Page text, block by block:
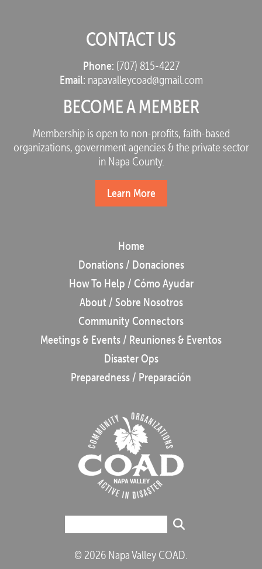
CONTACT US
Phone: (707) 815-4227
Email: napavalleycoad@gmail.com
BECOME A MEMBER
Membership is open to non-profits, faith-based
organizations, government agencies & the private sector
in Napa County.
Learn More
Home
Donations / Donaciones
How To Help / Cómo Ayudar
About / Sobre Nosotros
Community Connectors
Meetings & Events / Reuniones & Eventos
Disaster Ops
Preparedness / Preparación
© 2026 Napa Valley COAD.